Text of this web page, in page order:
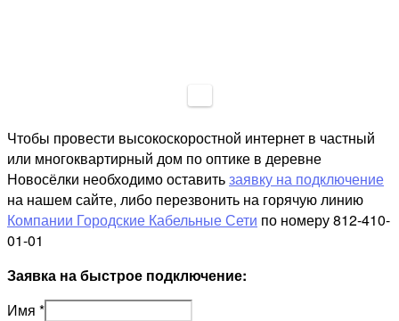
Чтобы провести высокоскоростной интернет в частный
или многоквартирный дом по оптике в деревне
Новосёлки необходимо оставитьзаявку на подключение
на нашем сайте, либо перезвонить на горячую линию
Компании Городские Кабельные Сети по номеру 812-410-
01-01
Заявка на быстрое подключение:
Имя *